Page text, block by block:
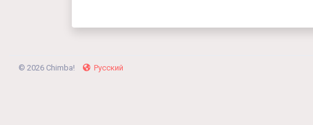
© 2026 Chimba! Русский